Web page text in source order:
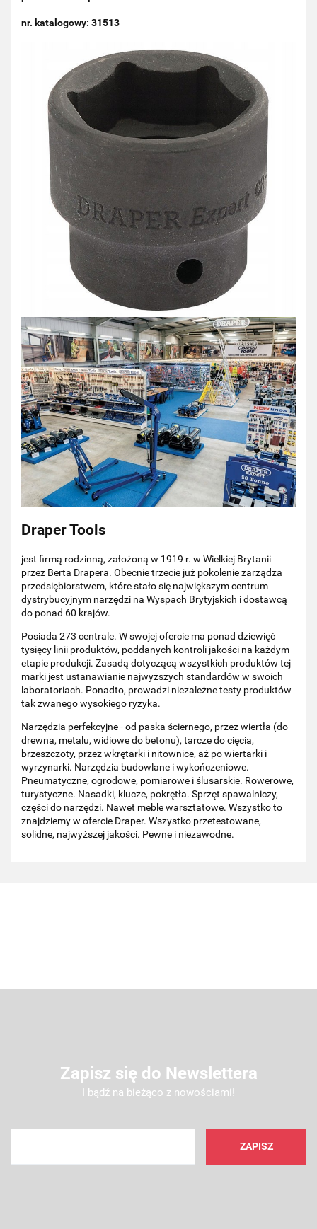
nr. katalogowy: 31513
Draper Tools
jest firmą rodzinną, założoną w 1919 r. w Wielkiej Brytanii
przez Berta Drapera. Obecnie trzecie już pokolenie zarządza
przedsiębiorstwem, które stało się największym centrum
dystrybucyjnym narzędzi na Wyspach Brytyjskich i dostawcą
do ponad 60 krajów.
Posiada 273 centrale. W swojej ofercie ma ponad dziewięć
tysięcy linii produktów, poddanych kontroli jakości na każdym
etapie produkcji. Zasadą dotyczącą wszystkich produktów tej
marki jest ustanawianie najwyższych standardów w swoich
laboratoriach. Ponadto, prowadzi niezależne testy produktów
tak zwanego wysokiego ryzyka.
Narzędzia perfekcyjne - od paska ściernego, przez wiertła (do
drewna, metalu, widiowe do betonu), tarcze do cięcia,
brzeszczoty, przez wkrętarki i nitownice, aż po wiertarki i
wyrzynarki. Narzędzia budowlane i wykończeniowe.
Pneumatyczne, ogrodowe, pomiarowe i ślusarskie. Rowerowe,
turystyczne. Nasadki, klucze, pokrętła. Sprzęt spawalniczy,
części do narzędzi. Nawet meble warsztatowe. Wszystko to
znajdziemy w ofercie Draper. Wszystko przetestowane,
solidne, najwyższej jakości. Pewne i niezawodne.
Zapisz się do Newslettera
I bądź na bieżąco z nowościami!